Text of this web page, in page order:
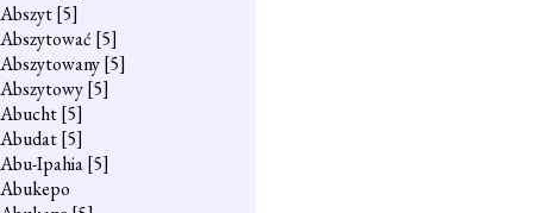
Abszyt[5]
Abszytować [5]
Abszytowany[5]
Abszytowy[5]
Abucht[5]
Abudat[5]
Abu-Ipahia[5]
Abukepo